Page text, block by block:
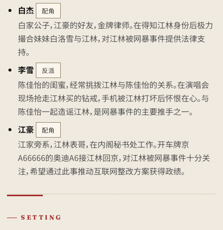
白杰 配角
白家公子，江豪的好友，金牌律师。在得知江林身份后极力
撮合妹妹白洛雪与江林，对江林被网暴事件提供法律支
持。
李雪
反派
陈佳怡的闺蜜，经常挑拨江林与陈佳怡的关系。在演唱会
现场抢走江林买的钻戒，手机被江林打坏后怀恨在心。与
陈佳怡一起造谣江林，是网暴事件的主要推手之一。
江豪
配角
江家旁系，江林表哥，在内阁秘书处工作。开车牌京
A66666的奥迪A6接江林回京，对江林被网暴事件十分关
注，希望通过此事推动互联网整改方案获得政绩。
SETTING